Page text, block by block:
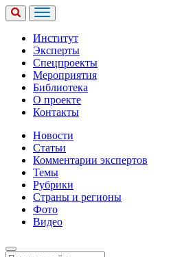
Институт
Эксперты
Спецпроекты
Мероприятия
Библиотека
О проекте
Контакты
Новости
Статьи
Комментарии экспертов
Темы
Рубрики
Страны и регионы
Фото
Видео